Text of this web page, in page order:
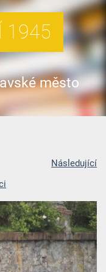
1945
město
Následující